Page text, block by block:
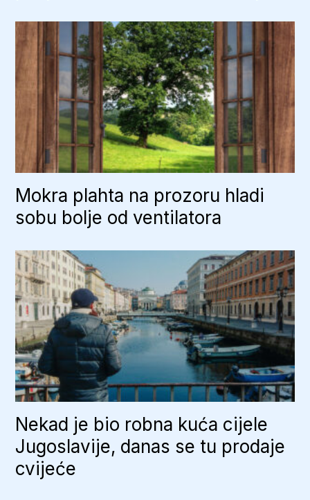
Mokra plahta na prozoru hladi
sobu bolje od ventilatora
Nekad je bio robna kuća cijele
Jugoslavije, danas se tu prodaje
cvijeće